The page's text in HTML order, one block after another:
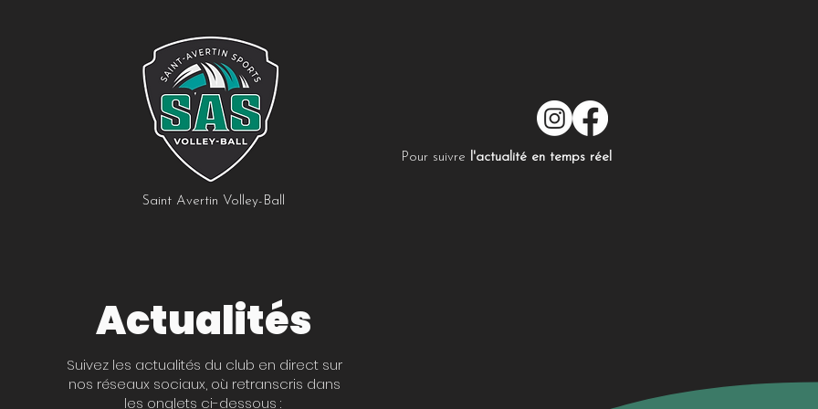
Pour suivre l'actualité en temps réel
Saint Avertin Volley-Ball
Actualités
Suivez les actualités du club en direct sur
nos réseaux sociaux, où retranscris dans
les onglets ci-dessous :